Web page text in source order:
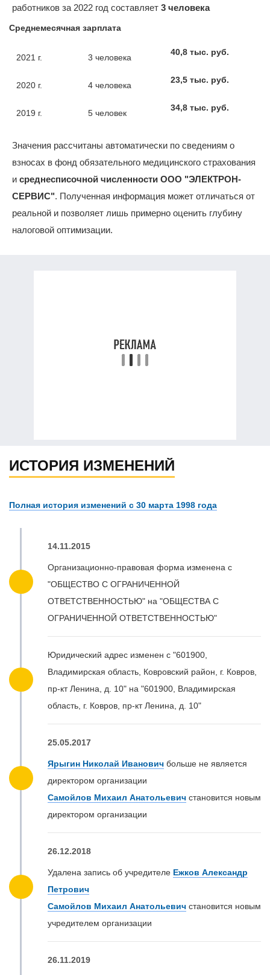
работников за 2022 год составляет 3 человека
Среднемесячная зарплата
2021 г. 3 человека
40,8 тыс. руб.
2020 г. 4 человека
23,5 тыс. руб.
2019 г. 5 человек
34,8 тыс. руб.
Значения рассчитаны автоматически по сведениям о
взносах в фонд обязательного медицинского страхования
и среднесписочной численности ООО "ЭЛЕКТРОН-
СЕРВИС". Полученная информация может отличаться от
реальной и позволяет лишь примерно оценить глубину
налоговой оптимизации.
ИСТОРИЯ ИЗМЕНЕНИЙ
Полная история изменений с 30 марта 1998 года
14.11.2015
Организационно-правовая форма изменена с
"ОБЩЕСТВО С ОГРАНИЧЕННОЙ
ОТВЕТСТВЕННОСТЬЮ" на "ОБЩЕСТВА С
ОГРАНИЧЕННОЙ ОТВЕТСТВЕННОСТЬЮ"
Юридический адрес изменен с "601900,
Владимирская область, Ковровский район, г. Ковров,
пр-кт Ленина, д. 10" на "601900, Владимирская
область, г. Ковров, пр-кт Ленина, д. 10"
25.05.2017
Ярыгин Николай Иванович больше не является
директором организации
Самойлов Михаил Анатольевич становится новым
директором организации
26.12.2018
Удалена запись об учредителе Ежков Александр
Петрович
Самойлов Михаил Анатольевич становится новым
учредителем организации
26.11.2019